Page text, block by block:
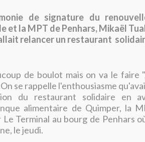
de signature du
et la MPT de Penhars, Mikaël
relancer un restaurant
de boulot mais on va le faire
se rappelle l'enthousiasme
du restaurant solidaire en
alimentaire de Quimper, la
Le Terminal au bourg de Penhars
le jeudi.